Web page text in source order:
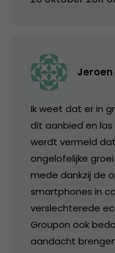
Jeroen
Ik weet dat er in
dit aanbied en
werdt vermeld
ongelofelijke
mede dankzij de
smartphones in
verslechterede
Groupon ook
aandacht